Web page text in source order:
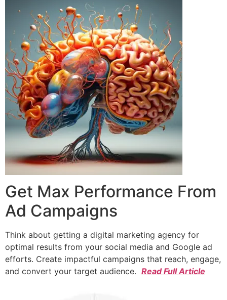
Get Max Performance From
Ad Campaigns
Think about getting a digital marketing agency for
optimal results from your social media and Google ad
efforts. Create impactful campaigns that reach, engage,
and convert your target audience. Read Full Article